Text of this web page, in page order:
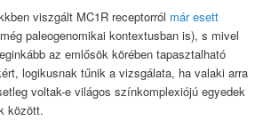
viszgált MC1R receptorról már esett
paleogenomikai kontextusban is), s mivel
az emlősök körében tapasztalható
logikusnak tűnik a vizsgálata, ha valaki arra
voltak-e világos színkomplexiójú egyedek
között.